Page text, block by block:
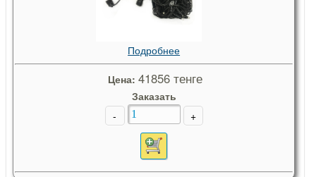
Подробнее
Цена: 41856 тенге
Заказать
-
+